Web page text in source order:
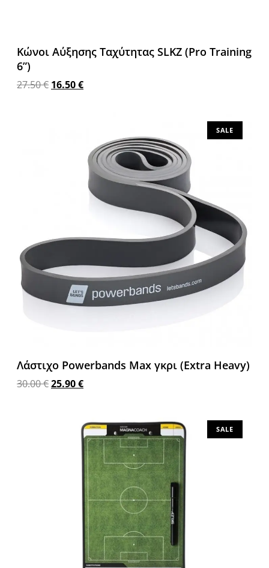
Κώνοι Αύξησης Ταχύτητας SLKZ (Pro Training
6”)
27.50€ 16.50€
SALE
Λάστιχο Powerbands Max γκρι (Extra Heavy)
30.00€25.90€
SALE